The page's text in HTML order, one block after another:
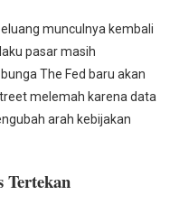
munculnya kembali
pasar masih
The Fed baru akan
melemah karena data
arah kebijakan
Tertekan